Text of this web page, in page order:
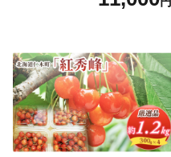
（2房～3房）※沖縄・離島配
笛吹市 山梨県 フルーツ 果物
ぶどう 葡萄 大粒 シャインマ
スカット おすすめ シャイン
マスカット 贈答 ギフト 産地
笛吹市 シャインマスカット
笛吹 葡萄 国産 ぶどう 人気
国産 1.2kg 先行｜